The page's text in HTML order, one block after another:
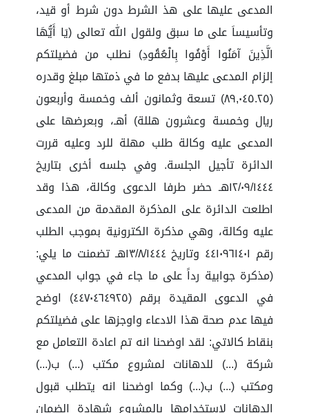
المدعى عليها على هذ الشرط دون شرط أو قيد،
وتأسيساَ على ما سبق ولقول الله تعالى (يَا أَيُّهَا
الَّذِينَ آمَنُوا أَوْفُوا بِالْعُقُودِ) نطلب من فضيلتكم
إلزام المدعى عليها بدفع ما في ذمتها مبلغ وقدره
(٨٩,٠٤٥.٢٥) تسعة وثمانون ألف وخمسة وأربعون
ريال وخمسة وعشرون هللة) أهـ، وبعرضها على
المدعى عليه وكالة طلب مهلة للرد وعليه قررت
الدائرة تأجيل الجلسة. وفي جلسه أخرى بتاريخ
١٢/٠٩/١٤٤٤هـ حضر طرفا الدعوى وكالة، هذا وقد
اطلعت الدائرة على المذكرة المقدمة من المدعى
عليه وكالة، وهي مذكرة الكترونية بموجب الطلب
رقم ٤٤١٠٩٦١٤٠١ وتاريخ ١٣/٨/١٤٤٤هـ تضمنت ما يلي:
(مذكرة جوابية رداً على ما جاء في جواب المدعي
في الدعوى المقيدة برقم (٤٤٧٠٤٦٤٩٢٥) اوضح
فيها عدم صحة هذا الادعاء واوجزها على فضيلتكم
بنقاط كالاتي: لقد اوضحنا انه تم اعادة التعامل مع
شركة (...) للدهانات لمشروع مكتب (...) ب(...)
ومكتب (...) ب(...) وكما اوضحنا انه يتطلب قبول
الدهانات لاستخدامها بالمشروع شهادة الضمان